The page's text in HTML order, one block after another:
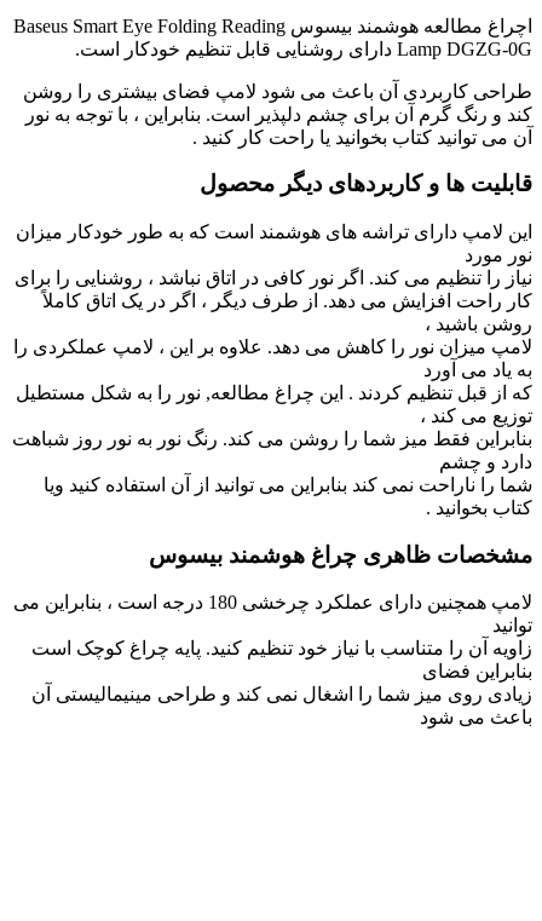
اچراغ مطالعه هوشمند بیسوس Baseus Smart Eye Folding Reading
Lamp DGZG-0G دارای روشنایی قابل تنظیم خودکار است.
طراحی کاربردی آن باعث می شود لامپ فضای بیشتری را روشن
کند و رنگ گرم آن برای چشم دلپذیر است. بنابراین ، با توجه به نور
آن می توانید کتاب بخوانید یا راحت کار کنید .
قابلیت ها و کاربردهای دیگر محصول
این لامپ دارای تراشه های هوشمند است که به طور خودکار میزان
نور مورد
نیاز را تنظیم می کند. اگر نور کافی در اتاق نباشد ، روشنایی را برای
کار راحت افزایش می دهد. از طرف دیگر ، اگر در یک اتاق کاملاً
روشن باشید ،
لامپ میزان نور را کاهش می دهد. علاوه بر این ، لامپ عملکردی را
به یاد می آورد
که از قبل تنظیم کردند . این چراغ مطالعه, نور را به شکل مستطیل
توزیع می کند ،
بنابراین فقط میز شما را روشن می کند. رنگ نور به نور روز شباهت
دارد و چشم
شما را ناراحت نمی کند بنابراین می توانید از آن استفاده کنید ویا
کتاب بخوانید .
مشخصات ظاهری چراغ هوشمند بیسوس
لامپ همچنین دارای عملکرد چرخشی 180 درجه است ، بنابراین می
توانید
زاویه آن را متناسب با نیاز خود تنظیم کنید. پایه چراغ کوچک است
بنابراین فضای
زیادی روی میز شما را اشغال نمی کند و طراحی مینیمالیستی آن
باعث می شود